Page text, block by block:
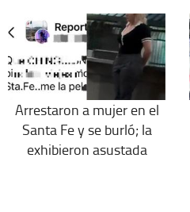
Arrestaron a mujer en el
Santa Fe y se burló; la
exhibieron asustada